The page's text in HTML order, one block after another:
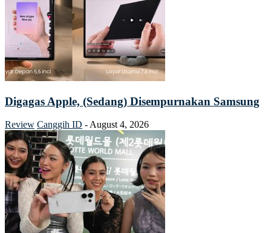
Digagas Apple, (Sedang) Disempurnakan Samsung
Review Canggih ID - August 4, 2026